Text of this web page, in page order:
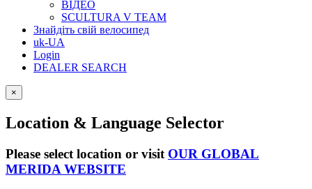
ВІДЕО
SCULTURA V TEAM
Знайдіть свій велосипед
uk-UA
Login
DEALER SEARCH
×
Location & Language Selector
Please select location or visit OUR GLOBAL
MERIDA WEBSITE